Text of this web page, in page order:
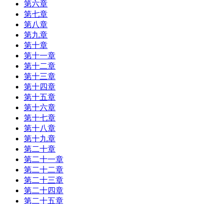
第六章
第七章
第八章
第九章
第十章
第十一章
第十二章
第十三章
第十四章
第十五章
第十六章
第十七章
第十八章
第十九章
第二十章
第二十一章
第二十二章
第二十三章
第二十四章
第二十五章